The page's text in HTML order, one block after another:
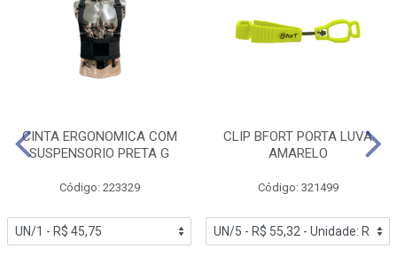
CINTA ERGONOMICA COM
SUSPENSORIO PRETA G
Código: 223329
CLIP BFORT PORTA LUVA
AMARELO
Código: 321499